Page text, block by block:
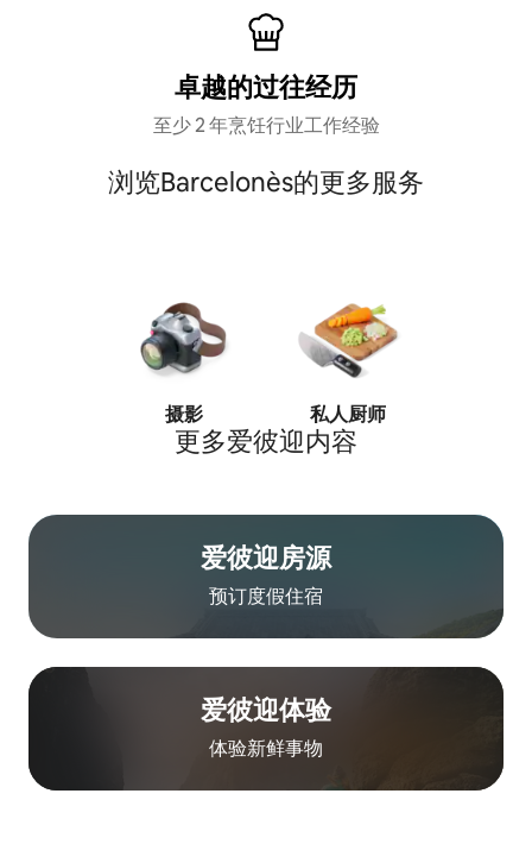
卓越的过往经历
至少 2 年烹饪行业工作经验
浏览Barcelonès的更多服务
摄影 私人厨师
更多爱彼迎内容
爱彼迎房源
预订度假住宿
爱彼迎体验
体验新鲜事物